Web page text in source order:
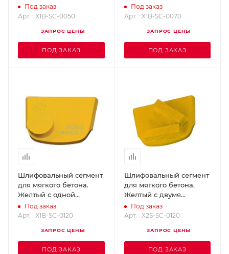
кнопкой - Grit 50
SUPERABRASIVE X1B-SC-
Под заказ
Арт. : X1B-SC-0050
ЗАПРОС ЦЕНЫ
ПОД ЗАКАЗ
кнопкой - Grit 70
SUPERABRASIVE X1B-SC-
Под заказ
Арт. : X1B-SC-0070
ЗАПРОС ЦЕНЫ
ПОД ЗАКАЗ
Шлифовальный сегмент
для мягкого бетона.
Желтый с одной
кнопкой - Grit 120
SUPERABRASIVE X1B-SC-
Под заказ
Арт. : X1B-SC-0120
ЗАПРОС ЦЕНЫ
ПОД ЗАКАЗ
Шлифовальный сегмент
для мягкого бетона.
Желтый с двумя
прямоугольниками, Grit
120 SUPERABRASIVE
Под заказ
Арт. : X2S-SC-0120
ЗАПРОС ЦЕНЫ
ПОД ЗАКАЗ